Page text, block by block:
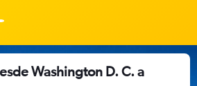
Washington D. C. a